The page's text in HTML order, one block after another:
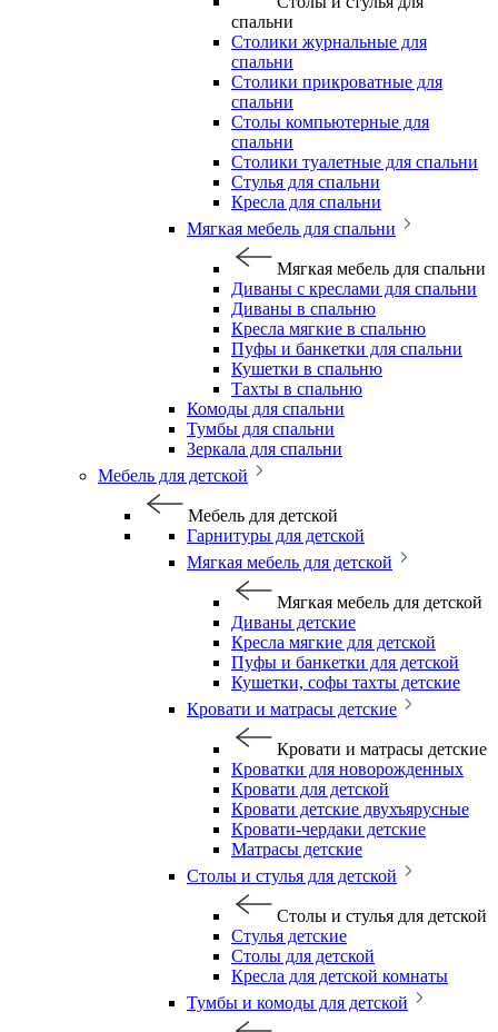
спальни
Столики журнальные для
спальни
Столики прикроватные для
спальни
Столы компьютерные для
спальни
Столики туалетные для спальни
Стулья для спальни
Кресла для спальни
Мягкая мебель для спальни
Мягкая мебель для спальни
Диваны с креслами для спальни
Диваны в спальню
Кресла мягкие в спальню
Пуфы и банкетки для спальни
Кушетки в спальню
Тахты в спальню
Комоды для спальни
Тумбы для спальни
Зеркала для спальни
Мебель для детской
Мебель для детской
Гарнитуры для детской
Мягкая мебель для детской
Мягкая мебель для детской
Диваны детские
Кресла мягкие для детской
Пуфы и банкетки для детской
Кушетки, софы тахты детские
Кровати и матрасы детские
Кровати и матрасы детские
Кроватки для новорожденных
Кровати для детской
Кровати детские двухъярусные
Кровати-чердаки детские
Матрасы детские
Столы и стулья для детской
Столы и стулья для детской
Стулья детские
Столы для детской
Кресла для детской комнаты
Тумбы и комоды для детской